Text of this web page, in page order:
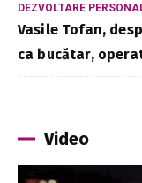
DEZVOLTARE
Vasile Tofan,
ca bucătar,
Video